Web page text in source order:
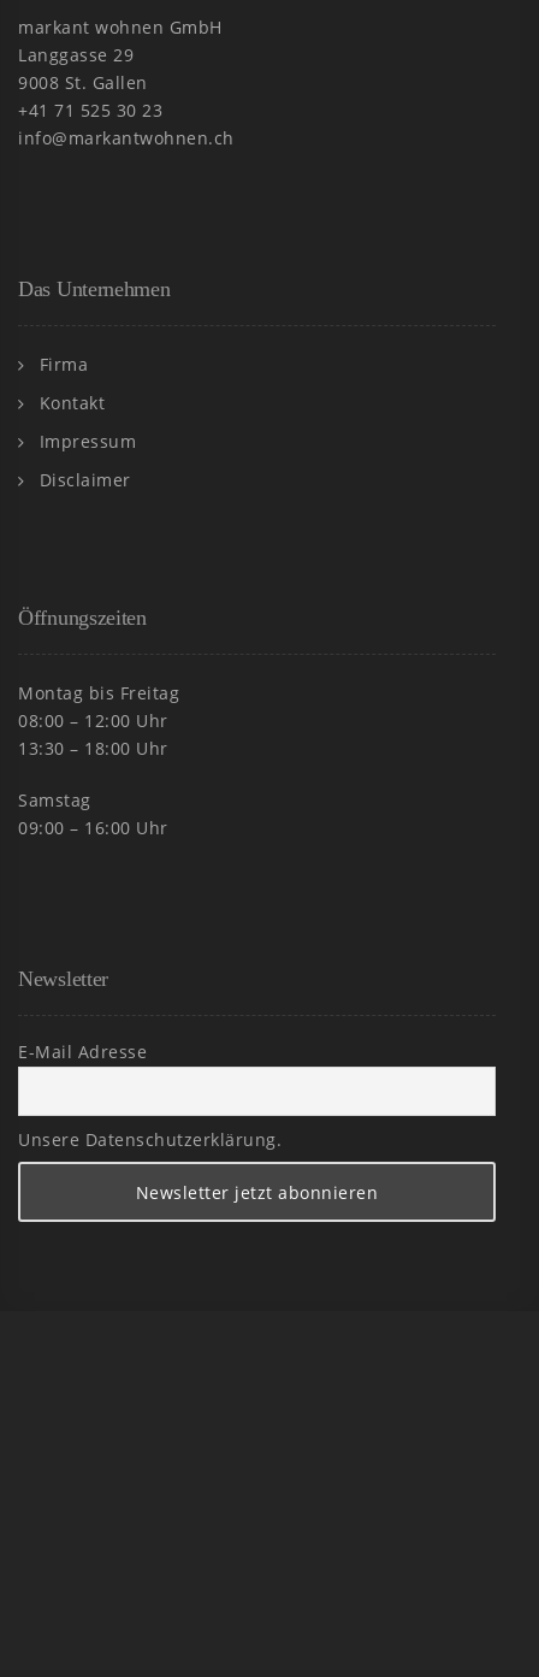
markant wohnen GmbH
Langgasse 29
9008 St. Gallen
+41 71 525 30 23
info@markantwohnen.ch
Das Unternehmen
Firma
Kontakt
Impressum
Disclaimer
Öffnungszeiten
Montag bis Freitag
08:00 – 12:00 Uhr
13:30 – 18:00 Uhr
Samstag
09:00 – 16:00 Uhr
Newsletter
E-Mail Adresse
Unsere Datenschutzerklärung.